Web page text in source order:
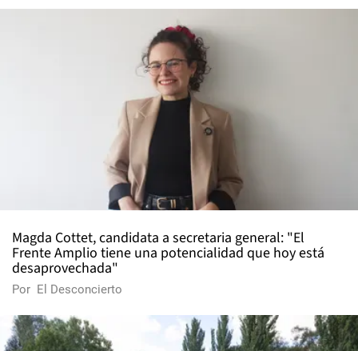
Magda Cottet, candidata a secretaria general: "El
Frente Amplio tiene una potencialidad que hoy está
desaprovechada"
Por El Desconcierto